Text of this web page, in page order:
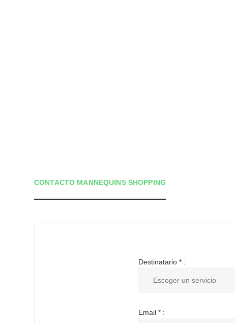
CONTACTO MANNEQUINS SHOPPING
Destinatario * :
Email * :